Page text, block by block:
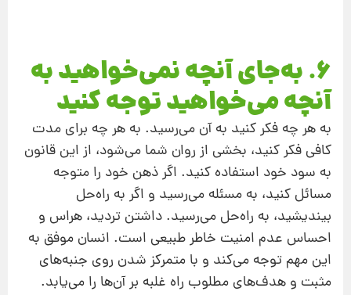
6. به‌جای آنچه نمی‌خواهید به
آنچه می‌خواهید توجه کنید
به هر چه فکر کنید به آن می‌رسید. به هر چه برای مدت
کافی فکر کنید، بخشی از روان شما می‌شود، از این قانون
به سود خود استفاده کنید. اگر ذهن خود را متوجه
مسائل کنید، به مسئله می‌رسید و اگر به راه‌حل
بیندیشید، به راه‌حل می‌رسید. داشتن تردید، هراس و
احساس عدم امنیت خاطر طبیعی است. انسان موفق به
این مهم توجه می‌کند و با متمرکز شدن روی جنبه‌های
مثبت و هدف‌های مطلوب راه غلبه بر آ‌ن‌ها را می‌یابد.